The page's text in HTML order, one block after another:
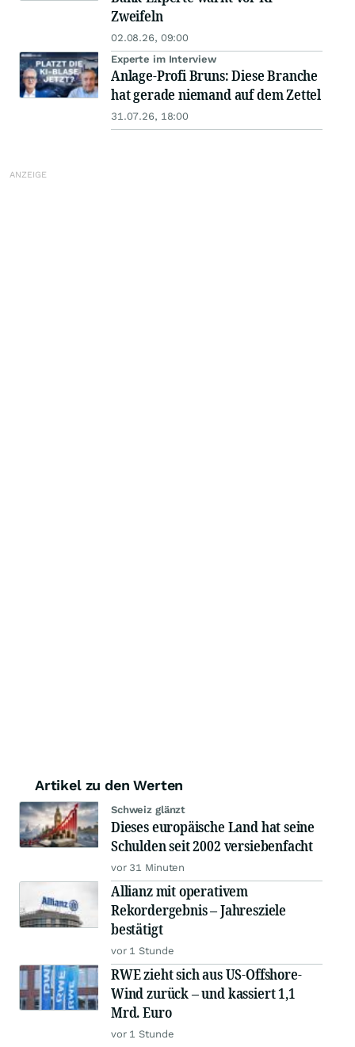
Zweifeln
02.08.26, 09:00
Experte im Interview
Anlage-Profi Bruns: Diese Branche
hat gerade niemand auf dem Zettel
31.07.26, 18:00
Artikel zu den Werten
Schweiz glänzt
Dieses europäische Land hat seine
Schulden seit 2002 versiebenfacht
vor 31 Minuten
Allianz mit operativem
Rekordergebnis – Jahresziele
bestätigt
vor 1 Stunde
RWE zieht sich aus US-Offshore-
Wind zurück – und kassiert 1,1
Mrd. Euro
vor 1 Stunde